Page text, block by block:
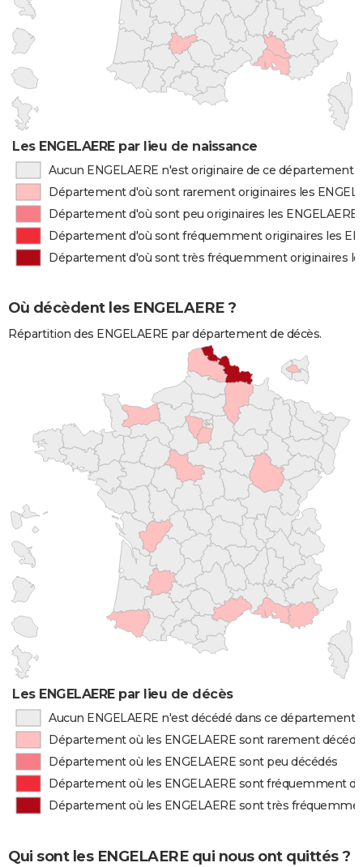
Les ENGELAERE par lieu de naissance
Aucun ENGELAERE n'est originaire de ce département
Département d'où sont rarement originaires les
Département d'où sont peu originaires les ENGELAERE
Département d'où sont fréquemment originaires les
Département d'où sont très fréquemment originaires
Où décèdent les ENGELAERE ?
Répartition des ENGELAERE par département de décès.
Les ENGELAERE par lieu de décès
Aucun ENGELAERE n'est décédé dans ce département
Département où les ENGELAERE sont rarement
Département où les ENGELAERE sont peu décédés
Département où les ENGELAERE sont fréquemment
Département où les ENGELAERE sont très
Qui sont les ENGELAERE qui nous ont quittés ?